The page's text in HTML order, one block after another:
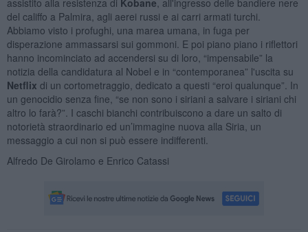
del califfo a Palmira, agli aerei russi e ai carri armati turchi.
Abbiamo visto i profughi, una marea umana, in fuga per
disperazione ammassarsi sui gommoni. E poi piano piano i riflettori
hanno incominciato ad accendersi su di loro, “impensabile” la
notizia della candidatura al Nobel e in “contemporanea” l'uscita su
Netflix di un cortometraggio, dedicato a questi “eroi qualunque”. In
un genocidio senza fine, “se non sono i siriani a salvare i siriani chi
altro lo farà?”. I caschi bianchi contribuiscono a dare un salto di
notorietà straordinario ed un’immagine nuova alla Siria, un
messaggio a cui non si può essere indifferenti.
Alfredo De Girolamo e Enrico Catassi